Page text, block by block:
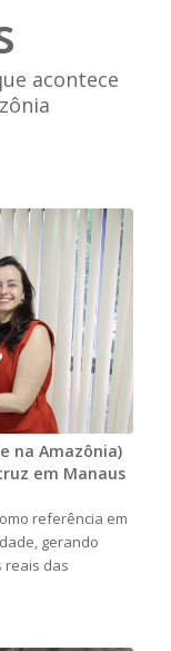
acontece
na Amazônia)
em Manaus
referência em
gerando
reais das